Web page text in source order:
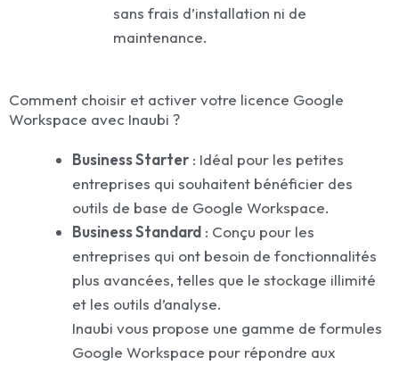
sans frais d’installation ni de
maintenance.
Comment choisir et activer votre licence Google
Workspace avec Inaubi ?
Business Starter : Idéal pour les petites
entreprises qui souhaitent bénéficier des
outils de base de Google Workspace.
Business Standard : Conçu pour les
entreprises qui ont besoin de fonctionnalités
plus avancées, telles que le stockage illimité
et les outils d’analyse.
Inaubi vous propose une gamme de formules
Google Workspace pour répondre aux